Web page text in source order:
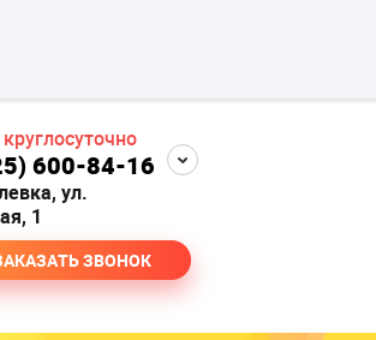
600-84-16
ул.
1
ЗВОНОК